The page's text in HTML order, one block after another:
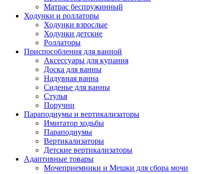
Матрас беспружинный
Ходунки и роллаторы
Ходунки взрослые
Ходунки детские
Роллаторы
Приспособления для ванной
Аксессуары для купания
Доска для ванны
Надувная ванна
Сиденье для ванны
Стулья
Поручни
Параподиумы и вертикализаторы
Имитатор ходьбы
Параподиумы
Вертикализаторы
Детские вертикализаторы
Адаптивные товары
Мочеприемники и Мешки для сбора мочи